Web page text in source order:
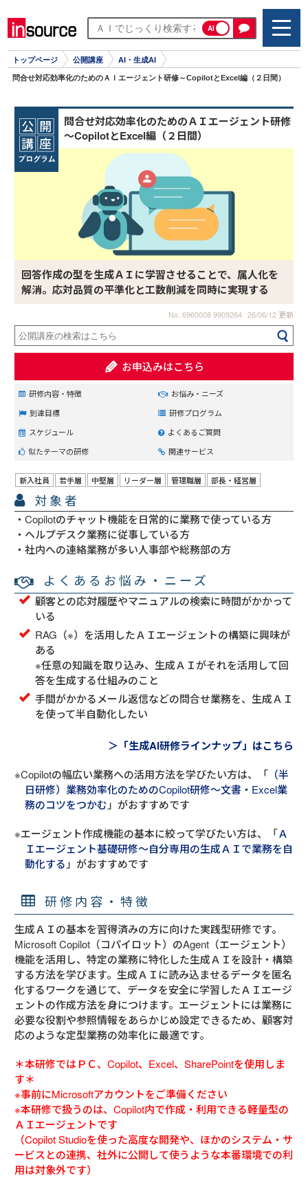
AI
トップページ 公開講座 AI・生成AI
問合せ対応効率化のためのＡＩエージェント研修～CopilotとExcel編（２日間）
問合せ対応効率化のためのＡＩエージェント研修
～CopilotとExcel編（２日間）
回答作成の型を生成ＡＩに学習させることで、属人化を
解消。応対品質の平準化と工数削減を同時に実現する
No. 6960008 9909264 26/06/12 更新
お申込みはこちら
研修内容・特徴
お悩み・ニーズ
到達目標
研修プログラム
スケジュール
よくあるご質問
似たテーマの研修
関連サービス
対象者
新入社員 若手層 中堅層 リーダー層 管理職層 部長・経営層
Copilotのチャット機能を日常的に業務で使っている方
ヘルプデスク業務に従事している方
社内への連絡業務が多い人事部や総務部の方
よくあるお悩み・ニーズ
顧客との応対履歴やマニュアルの検索に時間がかかって
いる
RAG（※）を活用したＡＩエージェントの構築に興味が
ある
※任意の知識を取り込み、生成ＡＩがそれを活用して回
答を生成する仕組みのこと
手間がかかるメール返信などの問合せ業務を、生成ＡＩ
を使って半自動化したい
＞「生成AI研修ラインナップ」はこちら
※Copilotの幅広い業務への活用方法を学びたい方は、「 （半
日研修）業務効率化のためのCopilot研修～文書・Excel業
務のコツをつかむ」がおすすめです
※エージェント作成機能の基本に絞って学びたい方は、「Ａ
Ｉエージェント基礎研修～自分専用の生成ＡＩで業務を自
動化する」がおすすめです
研修内容・特徴
生成ＡＩの基本を習得済みの方に向けた実践型研修です。
Microsoft Copilot（コパイロット）のAgent（エージェント）
機能を活用し、特定の業務に特化した生成ＡＩを設計・構築
する方法を学びます。生成ＡＩに読み込ませるデータを匿名
化するワークを通じて、データを安全に学習したＡＩエージ
ェントの作成方法を身につけます。エージェントには業務に
必要な役割や参照情報をあらかじめ設定できるため、顧客対
応のような定型業務の効率化に最適です。
＊本研修ではＰＣ、Copilot、Excel、SharePointを使用しま
す＊
※事前にMicrosoftアカウントをご準備ください
※本研修で扱うのは、Copilot内で作成・利用できる軽量型の
ＡＩエージェントです
（Copilot Studioを使った高度な開発や、ほかのシステム・サ
ービスとの連携、社外に公開して使うような本番環境での利
用は対象外です）